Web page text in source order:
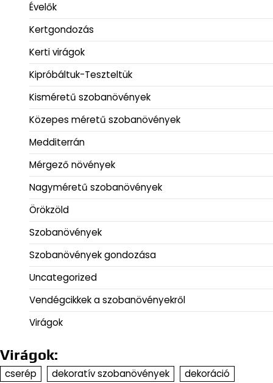
Évelők
Kertgondozás
Kerti virágok
Kipróbáltuk-Teszteltük
Kisméretű szobanövények
Közepes méretű szobanövények
Medditerrán
Mérgező növények
Nagyméretű szobanövények
Örökzöld
Szobanövények
Szobanövények gondozása
Uncategorized
Vendégcikkek a szobanövényekről
Virágok
Virágok:
cserép dekoratív szobanövények dekoráció